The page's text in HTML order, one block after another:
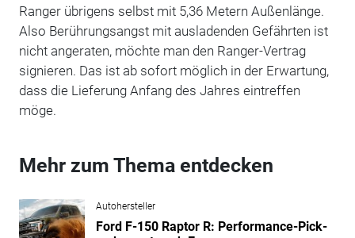
Ranger übrigens selbst mit 5,36 Metern Außenlänge.
Also Berührungsangst mit ausladenden Gefährten ist
nicht angeraten, möchte man den Ranger-Vertrag
signieren. Das ist ab sofort möglich in der Erwartung,
dass die Lieferung Anfang des Jahres eintreffen
möge.
Mehr zum Thema entdecken
Autohersteller
Ford F-150 Raptor R: Performance-Pick-